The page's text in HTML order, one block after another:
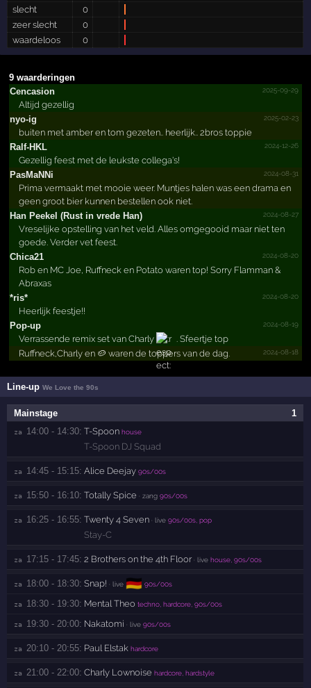
slecht
0
zeer slecht
0
waardeloos
0
9 waarderingen
Cencasion
2025-09-29
Altijd gezellig
nyo-ig
2025-02-23
buiten met amber en tom gezeten.. heerlijk.. 2bros toppie
Ralf-HKL
2024-12-26
Gezellig feest met de leukste collega's!
PasMaNNi
2024-08-31
Prima vermaakt met mooie weer. Muntjes halen was een drama en
geen groot bier kunnen bestellen ook niet.
Han Peekel (Rust in vrede Han)
2024-08-27
Vreselijke opstelling van het veld. Alles omgegooid maar niet ten
goede. Verder vet feest.
Chica21
2024-08-20
Rob en MC Joe, Ruffneck en Potato waren top! Sorry Flamman &
Abraxas
*ris*
2024-08-20
Heerlijk feestje!!
Pop-up
2024-08-19
Verrassende remix set van Charly . Sfeertje top
2024-08-18
Ruffneck,Charly en 🥔 waren de toppers van de dag.
Line-upWe Love the 90s
1
Mainstage
za 14:00 - 14:30: T-Spoon house
T-Spoon DJ Squad
za 14:45 - 15:15: Alice Deejay 90s/00s
za 15:50 - 16:10: Totally Spice · zang 90s/00s
za 16:25 - 16:55: Twenty 4 Seven · live 90s/00s, pop
Stay-C
za 17:15 - 17:45: 2 Brothers on the 4th Floor· live house, 90s/00s
za 18:00 - 18:30: Snap! · live 🇩🇪 90s/00s
za 18:30 - 19:30: Mental Theo techno, hardcore, 90s/00s
za 19:30 - 20:00: Nakatomi · live 90s/00s
za 20:10 - 20:55: Paul Elstak hardcore
za 21:00 - 22:00: Charly Lownoise hardcore, hardstyle